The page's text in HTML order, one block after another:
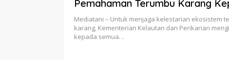
Pemahaman Terumbu Karang
Penyelam
Mediatani – Untuk menjaga kelestarian ekosistem
karang, Kementerian Kelautan dan Perikanan
kepada semua…